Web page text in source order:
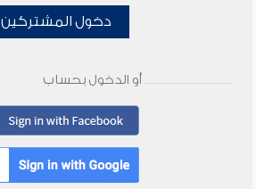
دخول المشتركين
أو الدخول بحساب